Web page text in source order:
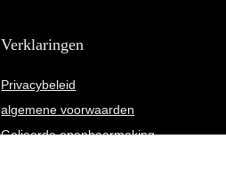
Verklaringen
Privacybeleid
algemene voorwaarden
Gelieerde openbaarmaking